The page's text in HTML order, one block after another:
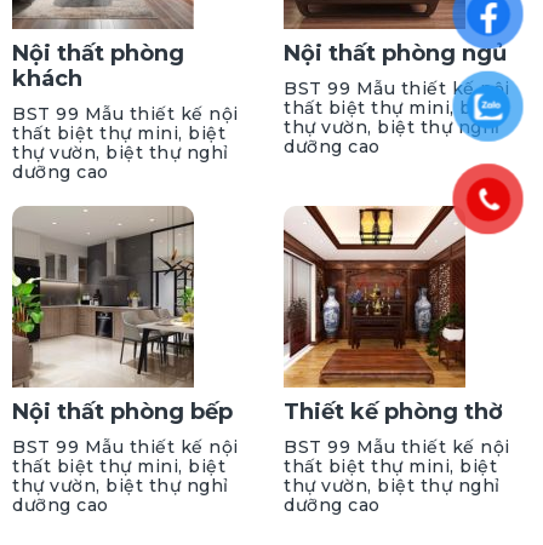
Nội thất phòng
khách
BST 99 Mẫu thiết kế nội
thất biệt thự mini, biệt
thự vườn, biệt thự nghỉ
dưỡng cao
Nội thất phòng ngủ
BST 99 Mẫu thiết kế nội
thất biệt thự mini, biệt
thự vườn, biệt thự nghỉ
dưỡng cao
Nội thất phòng bếp
BST 99 Mẫu thiết kế nội
thất biệt thự mini, biệt
thự vườn, biệt thự nghỉ
dưỡng cao
Thiết kế phòng thờ
BST 99 Mẫu thiết kế nội
thất biệt thự mini, biệt
thự vườn, biệt thự nghỉ
dưỡng cao